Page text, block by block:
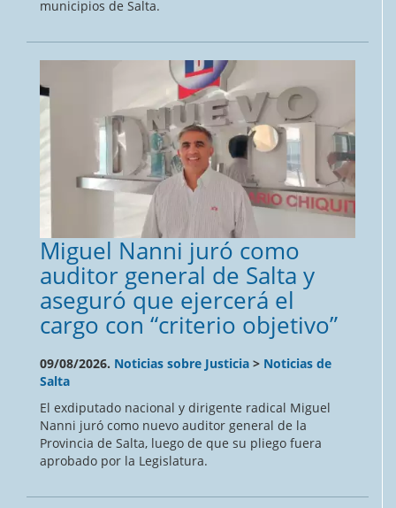
municipios de Salta.
Miguel Nanni juró como
auditor general de Salta y
aseguró que ejercerá el
cargo con “criterio objetivo”
09/08/2026. Noticias sobre Justicia > Noticias de
Salta
El exdiputado nacional y dirigente radical Miguel
Nanni juró como nuevo auditor general de la
Provincia de Salta, luego de que su pliego fuera
aprobado por la Legislatura.